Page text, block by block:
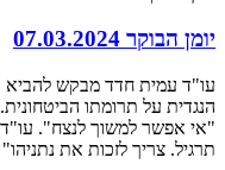
יומן הבוקר 07.03.2024
עו"ד עמית חדד מבקש להביא
הנגדית על תרומתו
"אי אפשר למשוך לנצח".
תרגיל. צריך לזכות את נתניהו"